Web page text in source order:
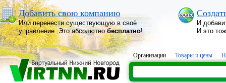
Добавить свою компанию
Или перенести существующую в своё
управление. Это абсолютнобесплатно!
И
И это
Организации Товары и цены